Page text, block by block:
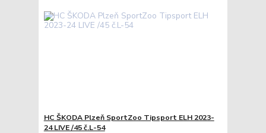
HC ŠKODA Plzeň SportZoo Tipsport ELH 2023-
24 LIVE /45 č.L-54